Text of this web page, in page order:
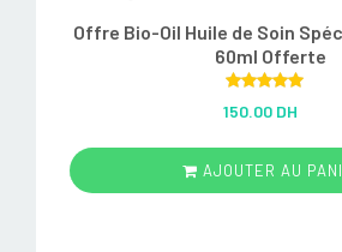
Offre Bio-Oil Huile de Soin
60ml Offerte
out of 5
150.00 DH
AJOUTER AU